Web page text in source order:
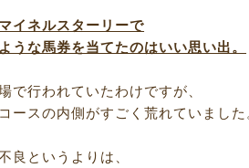
イネルスターリーで
うな馬券を当てたのはいい思い出。
で行われていたわけですが、
ースの内側がすごく荒れていました
良というよりは、